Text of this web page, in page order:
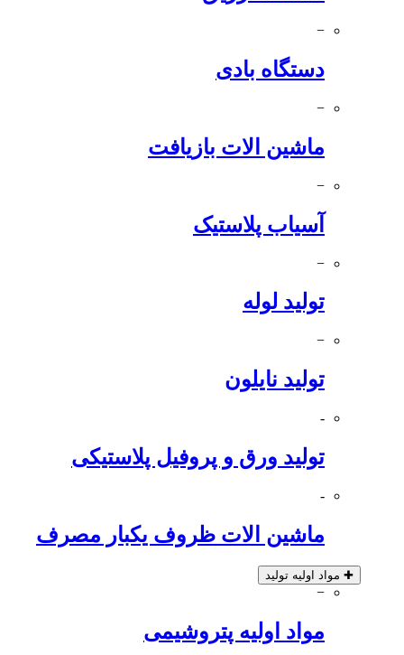
−
دستگاه بادی
−
ماشین الات بازیافت
−
آسیاب پلاستیک
−
تولید لوله
−
تولید نایلون
-
تولید ورق و پروفیل پلاستیکی
-
ماشین الات ظروف یکبار مصرف
✚ مواد اولیه تولید
−
مواد اولیه پتروشیمی